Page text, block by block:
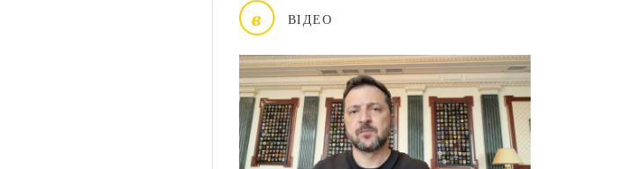
в ВІДЕО